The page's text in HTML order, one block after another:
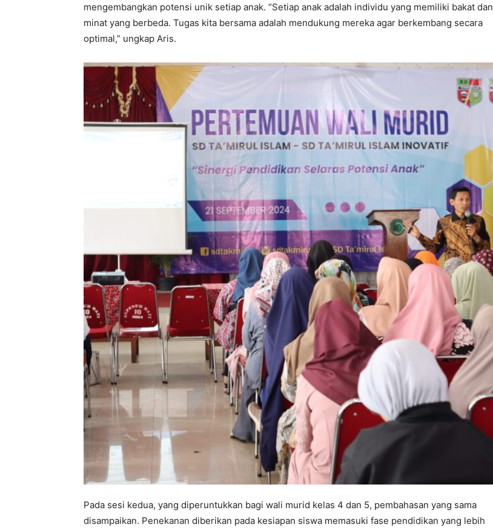
mengembangkan potensi unik setiap anak. “Setiap anak adalah individu yang memiliki bakat dan
minat yang berbeda. Tugas kita bersama adalah mendukung mereka agar berkembang secara
optimal,” ungkap Aris.
Pada sesi kedua, yang diperuntukkan bagi wali murid kelas 4 dan 5, pembahasan yang sama
disampaikan. Penekanan diberikan pada kesiapan siswa memasuki fase pendidikan yang lebih